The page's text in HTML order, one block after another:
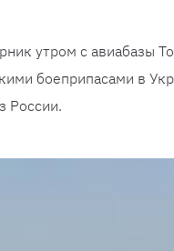
утром с авиабазы
боеприпасами в
России.